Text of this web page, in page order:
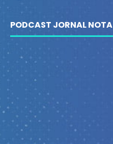
PODCAST JORNAL NOTA